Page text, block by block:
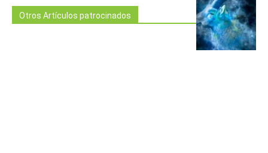
Otros Artículos patrocinados